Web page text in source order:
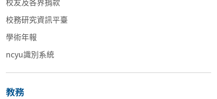
校務研究資訊平臺
學術年報
ncyu識別系統
教務